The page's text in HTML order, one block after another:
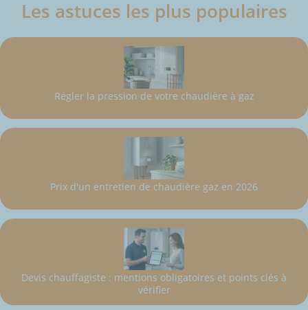
Les astuces les plus populaires
Régler la pression de votre chaudière à gaz
Prix d'un entretien de chaudière gaz en 2026
Devis chauffagiste : mentions obligatoires et points clés à
vérifier